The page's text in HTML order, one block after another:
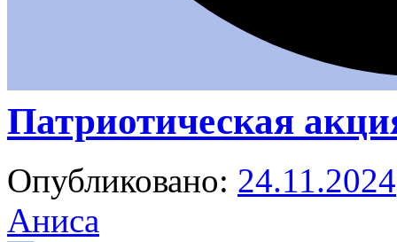
Патриотическая
Опубликовано: 24.11.2024
Аниса